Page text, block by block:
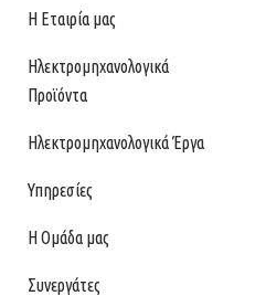
Η Εταιρία μας
Ηλεκτρομηχανολογικά
Προϊόντα
Ηλεκτρομηχανολογικά Έργα
Υπηρεσίες
Η Ομάδα μας
Συνεργάτες